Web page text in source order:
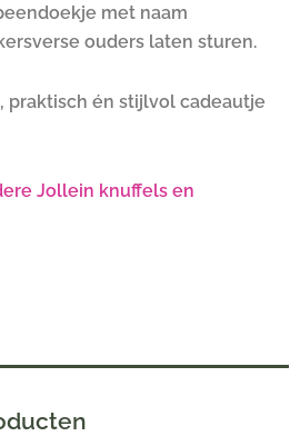
met naam
ouders laten sturen.
praktisch én stijlvol cadeautje
Jollein knuffels en